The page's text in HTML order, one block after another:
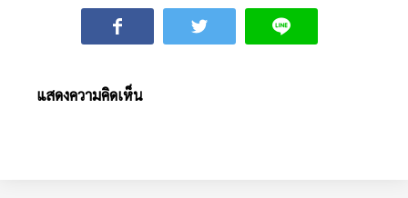
แสดงความคิดเห็น